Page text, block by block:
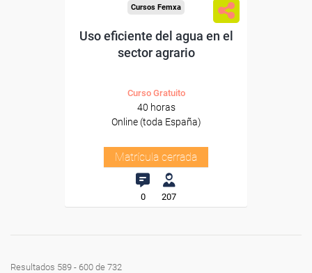
Cursos Femxa
Uso eficiente del agua en el
sector agrario
Curso Gratuito
40 horas
Online (toda España)
Matrícula cerrada
0 207
Resultados 589 - 600 de 732